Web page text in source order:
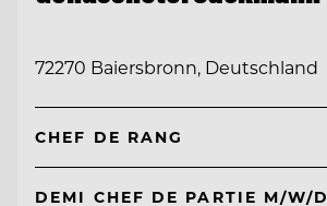
72270 Baiersbronn, Deutschland
CHEF DE RANG
DEMI CHEF DE PARTIE M/W/D